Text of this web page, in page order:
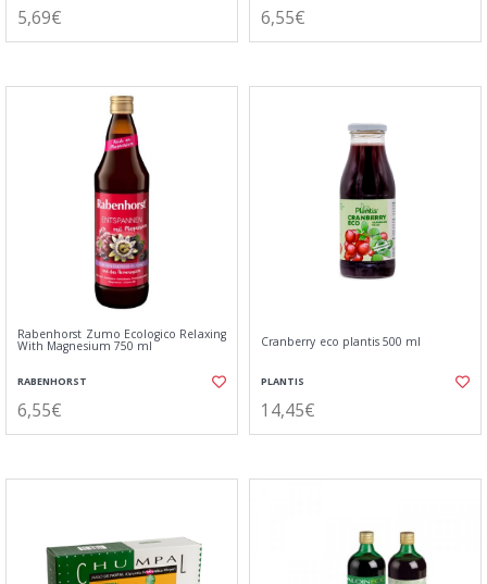
5,69€ 6,55€
Rabenhorst Zumo Ecologico Relaxing
With Magnesium 750 ml
RABENHORST
6,55€
Cranberry eco plantis 500 ml
PLANTIS
14,45€